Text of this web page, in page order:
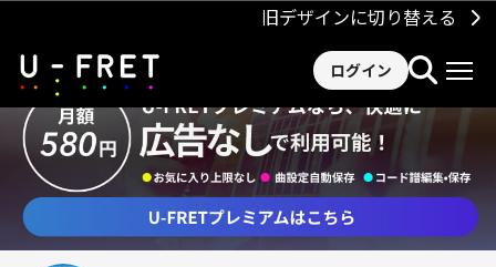
旧デザインに切り替える
ログイン